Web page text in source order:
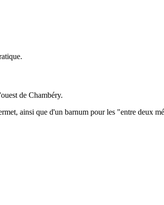
de Chambéry.
ainsi que d'un barnum pour les "entre deux